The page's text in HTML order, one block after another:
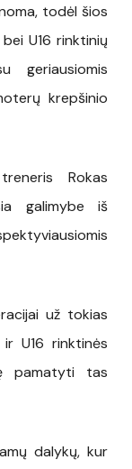
todėl šios
U16 rinktinių
geriausiomis
krepšinio
Rokas
galimybe iš
už tokias
U16 rinktinės
pamatyti tas
dalykų, kur